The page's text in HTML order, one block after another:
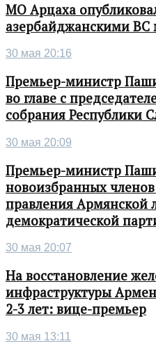
МО Арцаха
азербайджанскими ВС
30 мая 20:16
Премьер-министр
во главе с
собрания Республики
30 мая 20:09
Премьер-министр
новоизбранных
правления Армянской
демократической
30 мая 20:07
На восстановление
инфраструктуры
2-3 лет: вице-премьер
30 мая 13:11